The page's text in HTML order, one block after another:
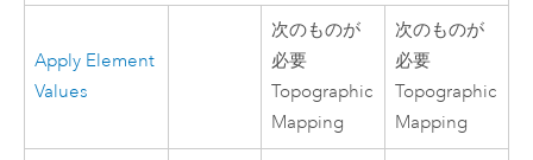
Apply Element
Values
次のものが
必要
Topographic
Mapping
次のものが
必要
Topographic
Mapping